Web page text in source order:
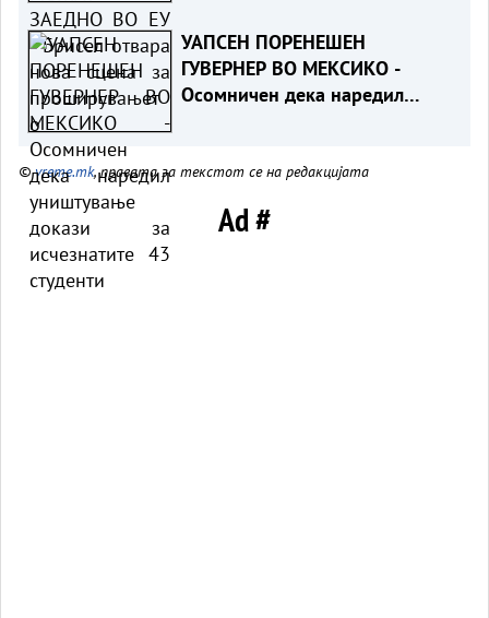
УАПСЕН ПОРЕНЕШЕН
ГУВЕРНЕР ВО МЕКСИКО -
Осомничен дека наредил
©vreme.mk, правата за текстот се на редакцијата
Ad #